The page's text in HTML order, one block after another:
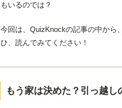
もいるのでは？
今回は、QuizKnockの記事の中から
ひ、読んでみてください！
もう家は決めた？引っ越し